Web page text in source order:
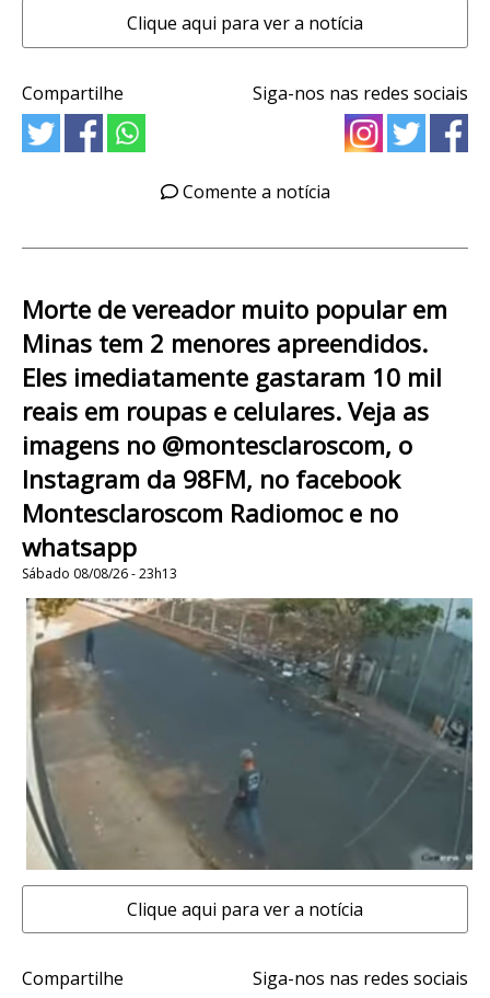
Clique aqui para ver a notícia
Compartilhe Siga-nos nas redes sociais
Comente a notícia
Morte de vereador muito popular em
Minas tem 2 menores apreendidos.
Eles imediatamente gastaram 10 mil
reais em roupas e celulares. Veja as
imagens no @montesclaroscom, o
Instagram da 98FM, no facebook
Montesclaroscom Radiomoc e no
whatsapp
Sábado 08/08/26 - 23h13
Clique aqui para ver a notícia
Compartilhe Siga-nos nas redes sociais